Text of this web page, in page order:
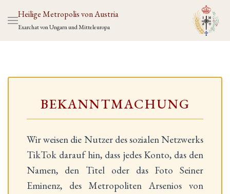
Heilige Metropolis von Austria
Exarchat von Ungarn und Mitteleuropa
BEKANNTMACHUNG
Wir weisen die Nutzer des sozialen Netzwerks
TikTok darauf hin, dass jedes Konto, das den
Namen, den Titel oder das Foto Seiner
Eminenz, des Metropoliten Arsenios von